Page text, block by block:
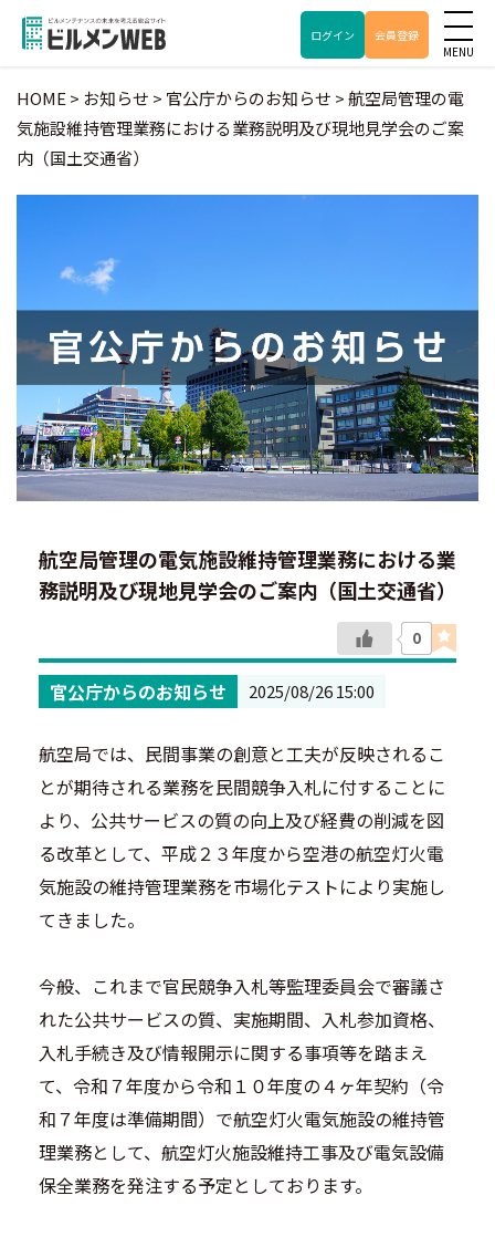
ログイン 会員登録
HOME > お知らせ > 官公庁からのお知らせ >航空局管理の電
気施設維持管理業務における業務説明及び現地見学会のご案
内（国土交通省）
航空局管理の電気施設維持管理業務における業
務説明及び現地見学会のご案内（国土交通省）
0
官公庁からのお知らせ 2025/08/26 15:00
航空局では、民間事業の創意と工夫が反映されるこ
とが期待される業務を民間競争入札に付することに
より、公共サービスの質の向上及び経費の削減を図
る改革として、平成２３年度から空港の航空灯火電
気施設の維持管理業務を市場化テストにより実施し
てきました。
今般、これまで官民競争入札等監理委員会で審議さ
れた公共サービスの質、実施期間、入札参加資格、
入札手続き及び情報開示に関する事項等を踏まえ
て、令和７年度から令和１０年度の４ヶ年契約（令
和７年度は準備期間）で航空灯火電気施設の維持管
理業務として、航空灯火施設維持工事及び電気設備
保全業務を発注する予定としております。